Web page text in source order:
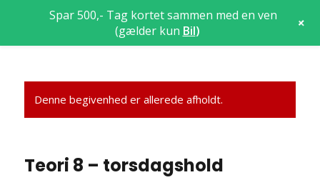
Denne begivenhed er allerede afholdt.
Teori 8 – torsdagshold
Spar 500,- Tag kortet sammen med en ven
(gælder kun Bil) +